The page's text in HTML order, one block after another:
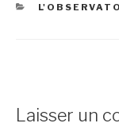
CATÉGORIES
Laisser un